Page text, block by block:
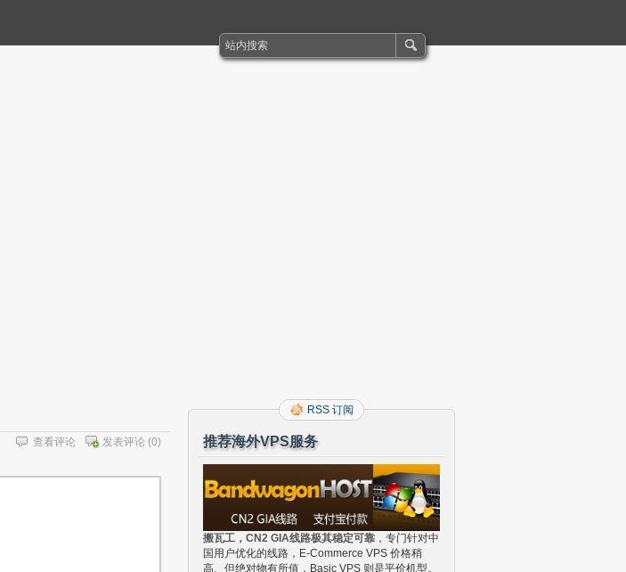
发表评论 (0)
查看评论
RSS 订阅
推荐海外VPS服务
搬瓦工，CN2 GIA线路极其稳定可靠 ，专门针对中
国用户优化的线路，E-Commerce VPS 价格稍
高、但绝对物有所值，Basic VPS 则是平价机型。